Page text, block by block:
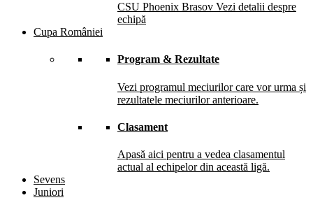
CSU Phoenix Brasov Vezi detalii despre
echipă
Cupa României
Program & Rezultate
Vezi programul meciurilor care vor urma și
rezultatele meciurilor anterioare.
Clasament
Apasă aici pentru a vedea clasamentul
actual al echipelor din această ligă.
Sevens
Juniori